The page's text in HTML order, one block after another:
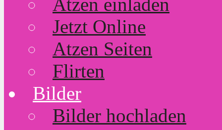
Jetzt Online
Atzen Seiten
Flirten
Bilder
Bilder hochladen